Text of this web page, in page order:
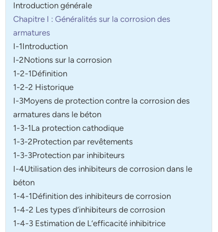
Introduction générale
Chapitre I : Généralités sur la corrosion des
armatures
I-1Introduction
I-2Notions sur la corrosion
1-2-1Définition
1-2-2 Historique
I-3Moyens de protection contre la corrosion des
armatures dans le béton
1-3-1La protection cathodique
1-3-2Protection par revêtements
1-3-3Protection par inhibiteurs
I-4Utilisation des inhibiteurs de corrosion dans le
béton
1-4-1Définition des inhibiteurs de corrosion
1-4-2 Les types d’inhibiteurs de corrosion
1-4-3 Estimation de L’efficacité inhibitrice